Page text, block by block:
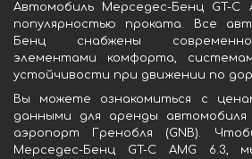
Автомобиль Мерседес-Бенц GT-C
популярностью проката. Все
Бенц снабжены
элементами комфорта,
устойчивости при движении по
Вы можете ознакомиться с
данными для аренды
аэропорт Гренобля (GNB).
Мерседес-Бенц GT-C AMG 6.3,